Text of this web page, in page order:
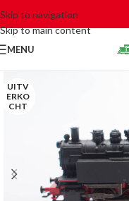
Skip to navigation
Skip to main content
MENU
UITV
ERKO
CHT